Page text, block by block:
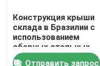
Продукты
О нас
Конструкция крыши
склада в Бразилии с
использованием
сборных стальных
элементов для
Отправить запрос